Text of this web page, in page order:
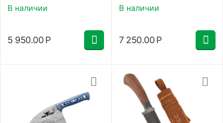
В наличии
5 950.00 Р
В наличии
7 250.00 Р